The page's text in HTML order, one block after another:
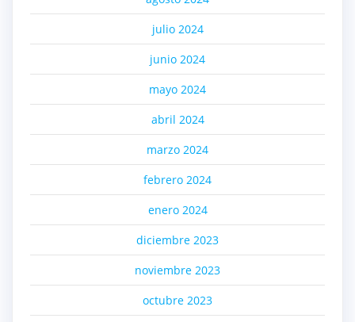
julio 2024
junio 2024
mayo 2024
abril 2024
marzo 2024
febrero 2024
enero 2024
diciembre 2023
noviembre 2023
octubre 2023